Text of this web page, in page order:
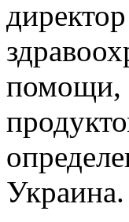
помощи,
Украина.